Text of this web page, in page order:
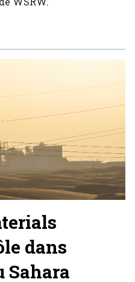
dans
Sahara